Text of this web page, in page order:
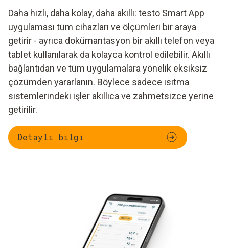
Daha hızlı, daha kolay, daha akıllı: testo Smart App
uygulaması tüm cihazları ve ölçümleri bir araya
getirir - ayrıca dokümantasyon bir akıllı telefon veya
tablet kullanılarak da kolayca kontrol edilebilir. Akıllı
bağlantıdan ve tüm uygulamalara yönelik eksiksiz
çözümden yararlanın. Böylece sadece ısıtma
sistemlerindeki işler akıllıca ve zahmetsizce yerine
getirilir.
Detaylı bilgi